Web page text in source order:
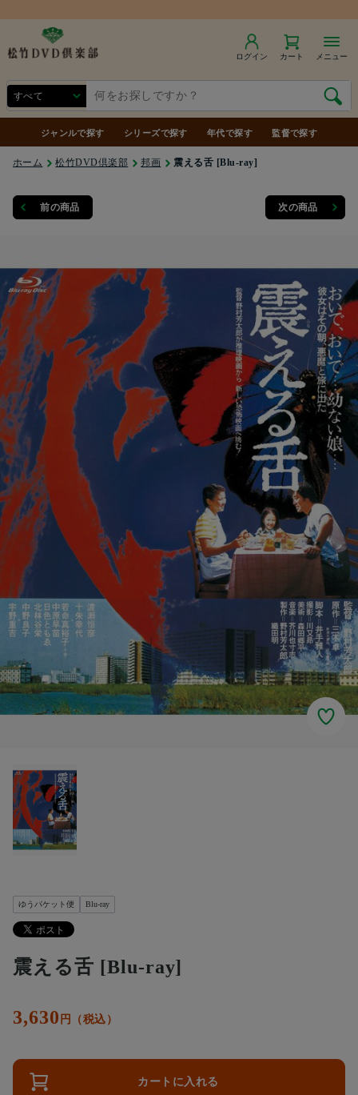
ログイン カート メニュー
ジャンルで探す シリーズで探す 年代で探す 監督で探す
ホーム 松竹DVD倶楽部 邦画 震える舌 [Blu-ray]
前の商品 次の商品
ゆうパケット便 Blu-ray
震える舌 [Blu-ray]
3,630 円（税込）
カートに入れる